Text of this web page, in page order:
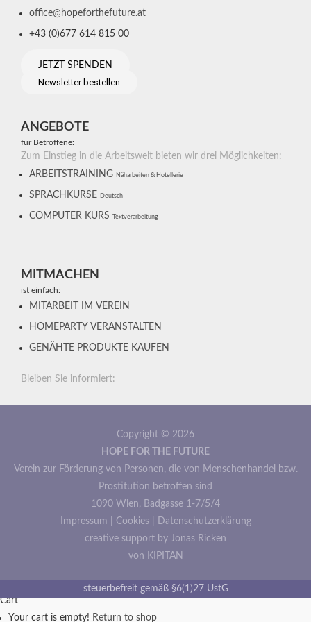
office@hopeforthefuture.at
+43 (0)677 614 815 00
JETZT SPENDEN
Newsletter bestellen
ANGEBOTE
für Betroffene:
Zum Einstieg in die Arbeitswelt bieten wir drei Möglichkeiten:
ARBEITSTRAINING Näharbeiten & Hotellerie
SPRACHKURSE Deutsch
COMPUTER KURS Textverarbeitung
MITMACHEN
ist einfach:
MITARBEIT IM VEREIN
HOMEPARTY VERANSTALTEN
GENÄHTE PRODUKTE KAUFEN
Bleiben Sie informiert:
Copyright © 2026
HOPE FOR THE FUTURE
Verein zur Förderung von Personen, die von Menschenhandel bzw.
Prostitution betroffen sind
1090 Wien, Badgasse 1-7/5/4
Impressum
Cookies|
Datenschutzerklärung
creative support by Jonas Ricken
von KIPITAN
steuerbefreit gemäß §6(1)27 UstG
Cart
Your cart is empty! Return to shop